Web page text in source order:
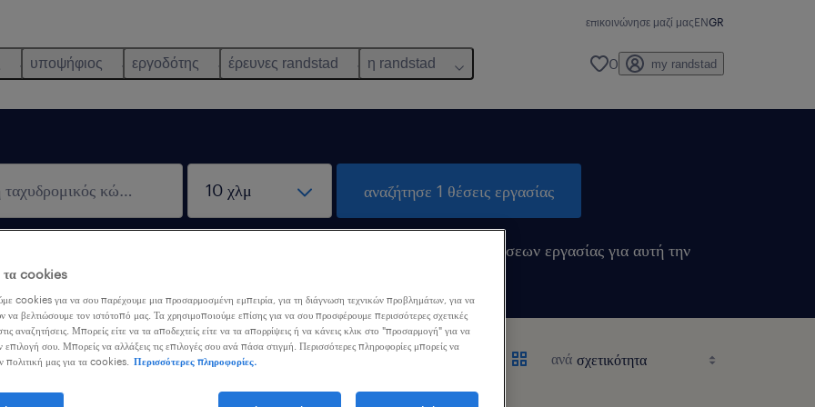
επικοινώνησε μαζί μαςENGR
υποψήφιος εργοδότης έρευνες randstad η randstad 0 my randstad
αναζήτησε 1 θέσεις εργασίας
λάβε ειδοποιήσεις θέσεων εργασίας για αυτή την
Analyst ανά
τα cookies
cookies για να σου παρέχουμε μια προσαρμοσμένη εμπειρία, για τη διάγνωση τεχνικών προβλημάτων, για να
να βελτιώσουμε τον ιστότοπό μας. Τα χρησιμοποιούμε επίσης για να σου προσφέρουμε περισσότερες σχετικές
αναζητήσεις. Μπορείς είτε να τα αποδεχτείς είτε να τα απορρίψεις ή να κάνεις κλικ στο "προσαρμογή" για να
επιλογή σου. Μπορείς να αλλάξεις τις επιλογές σου ανά πάσα στιγμή. Περισσότερες πληροφορίες μπορείς να
πολιτική μας για τα cookies.
Περισσότερες πληροφορίες.